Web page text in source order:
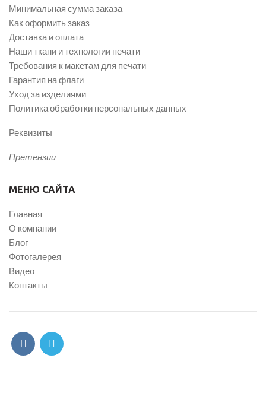
Минимальная сумма заказа
Как оформить заказ
Доставка и оплата
Наши ткани и технологии печати
Требования к макетам для печати
Гарантия на флаги
Уход за изделиями
Политика обработки персональных данных
Реквизиты
Претензии
МЕНЮ САЙТА
Главная
О компании
Блог
Фотогалерея
Видео
Контакты